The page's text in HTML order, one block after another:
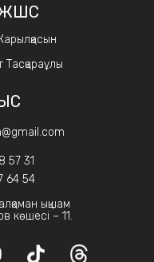
ЖШС
57 31
64 54
ықшам
көшесі – 11.